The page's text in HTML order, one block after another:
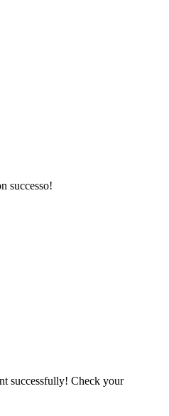
successo!
successfully! Check your